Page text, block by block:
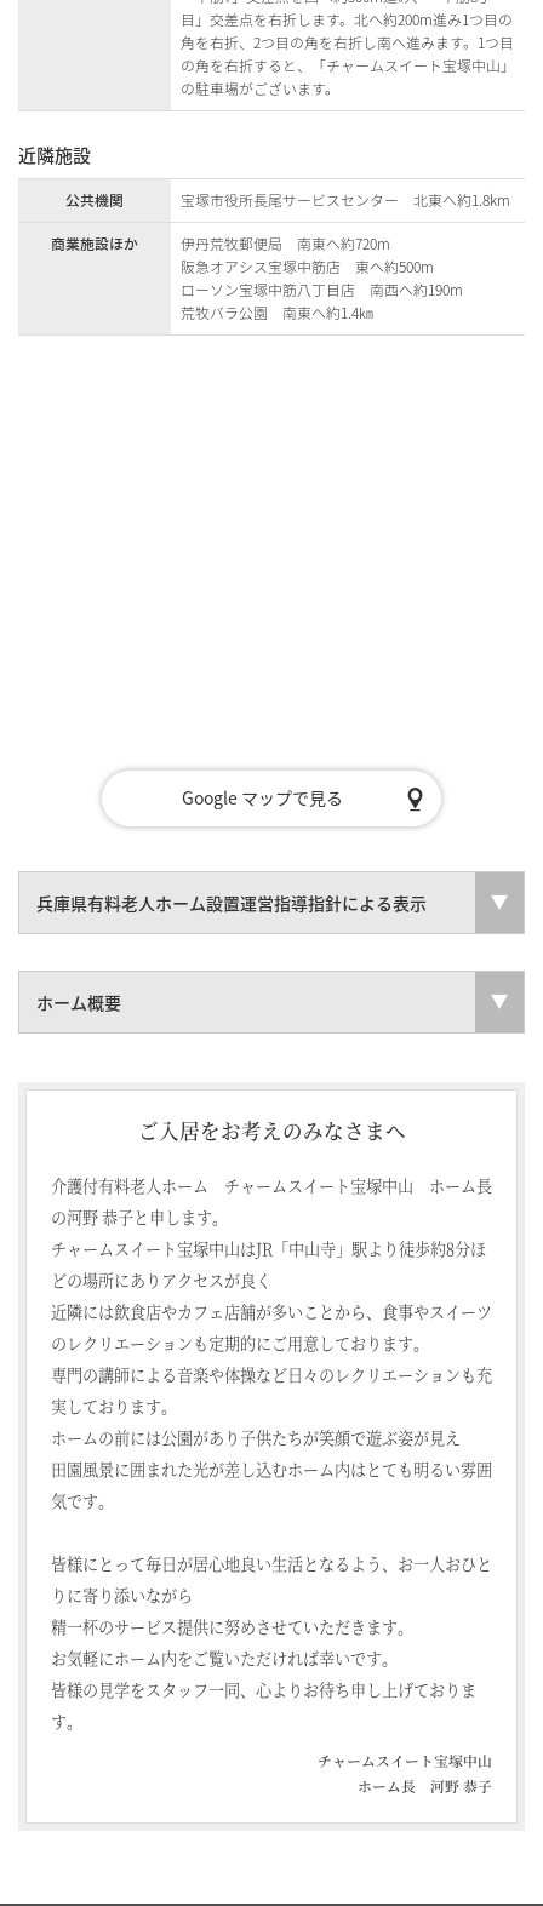
目」交差点を右折します。北へ約200m進み1つ目の
角を右折、2つ目の角を右折し南へ進みます。1つ目
の角を右折すると、「チャームスイート宝塚中山」
の駐車場がございます。
近隣施設
公共機関
宝塚市役所長尾サービスセンター 北東へ約1.8km
商業施設ほか
伊丹荒牧郵便局 南東へ約720m
阪急オアシス宝塚中筋店 東へ約500m
ローソン宝塚中筋八丁目店 南西へ約190m
荒牧バラ公園 南東へ約1.4㎞
Google マップで見る
兵庫県有料老人ホーム設置運営指導指針による表示
ホーム概要
ご入居をお考えのみなさまへ
介護付有料老人ホーム チャームスイート宝塚中山 ホーム長
の河野 恭子と申します。
チャームスイート宝塚中山はJR「中山寺」駅より徒歩約8分ほ
どの場所にありアクセスが良く
近隣には飲食店やカフェ店舗が多いことから、食事やスイーツ
のレクリエーションも定期的にご用意しております。
専門の講師による音楽や体操など日々のレクリエーションも充
実しております。
ホームの前には公園があり子供たちが笑顔で遊ぶ姿が見え
田園風景に囲まれた光が差し込むホーム内はとても明るい雰囲
気です。
皆様にとって毎日が居心地良い生活となるよう、お一人おひと
りに寄り添いながら
精一杯のサービス提供に努めさせていただきます。
お気軽にホーム内をご覧いただければ幸いです。
皆様の見学をスタッフ一同、心よりお待ち申し上げておりま
す。
チャームスイート宝塚中山
ホーム長 河野 恭子